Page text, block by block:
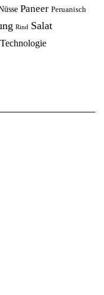
Paneer Peruanisch
Rind Salat
Technologie